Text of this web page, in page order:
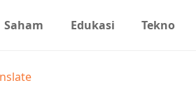
Saham Edukasi Tekno